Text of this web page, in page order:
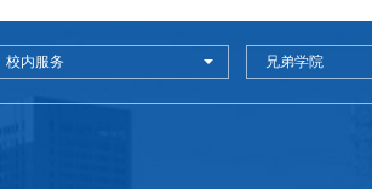
校内服务 兄弟学院